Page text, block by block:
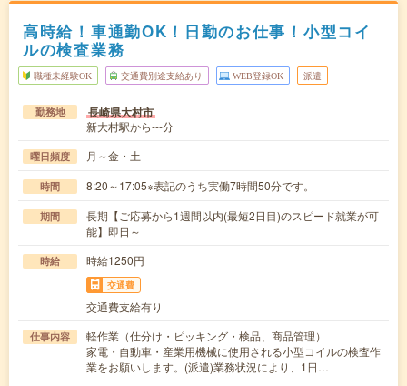
高時給！車通勤OK！日勤のお仕事！小型コイ
ルの検査業務
職種未経験OK 交通費別途支給あり WEB登録OK 派遣
勤務地 長崎県大村市
新大村駅から---分
曜日頻度 月～金・土
時間 8:20～17:05※表記のうち実働7時間50分です。
期間
長期【ご応募から1週間以内(最短2日目)のスピード就業が可
能】即日～
時給 時給1250円
交通費
交通費支給有り
仕事内容
軽作業（仕分け・ピッキング・検品、商品管理）
家電・自動車・産業用機械に使用される小型コイルの検査作
業をお願いします。(派遣)業務状況により、1日…